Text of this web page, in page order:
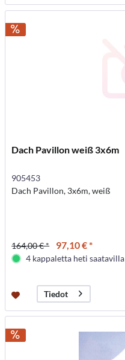
Dach Pavillon weiß 3x6m
905453
Dach Pavillon, 3x6m, weiß
164,00 € * 97,10 € *
4 kappaletta heti saatavilla
Tiedot